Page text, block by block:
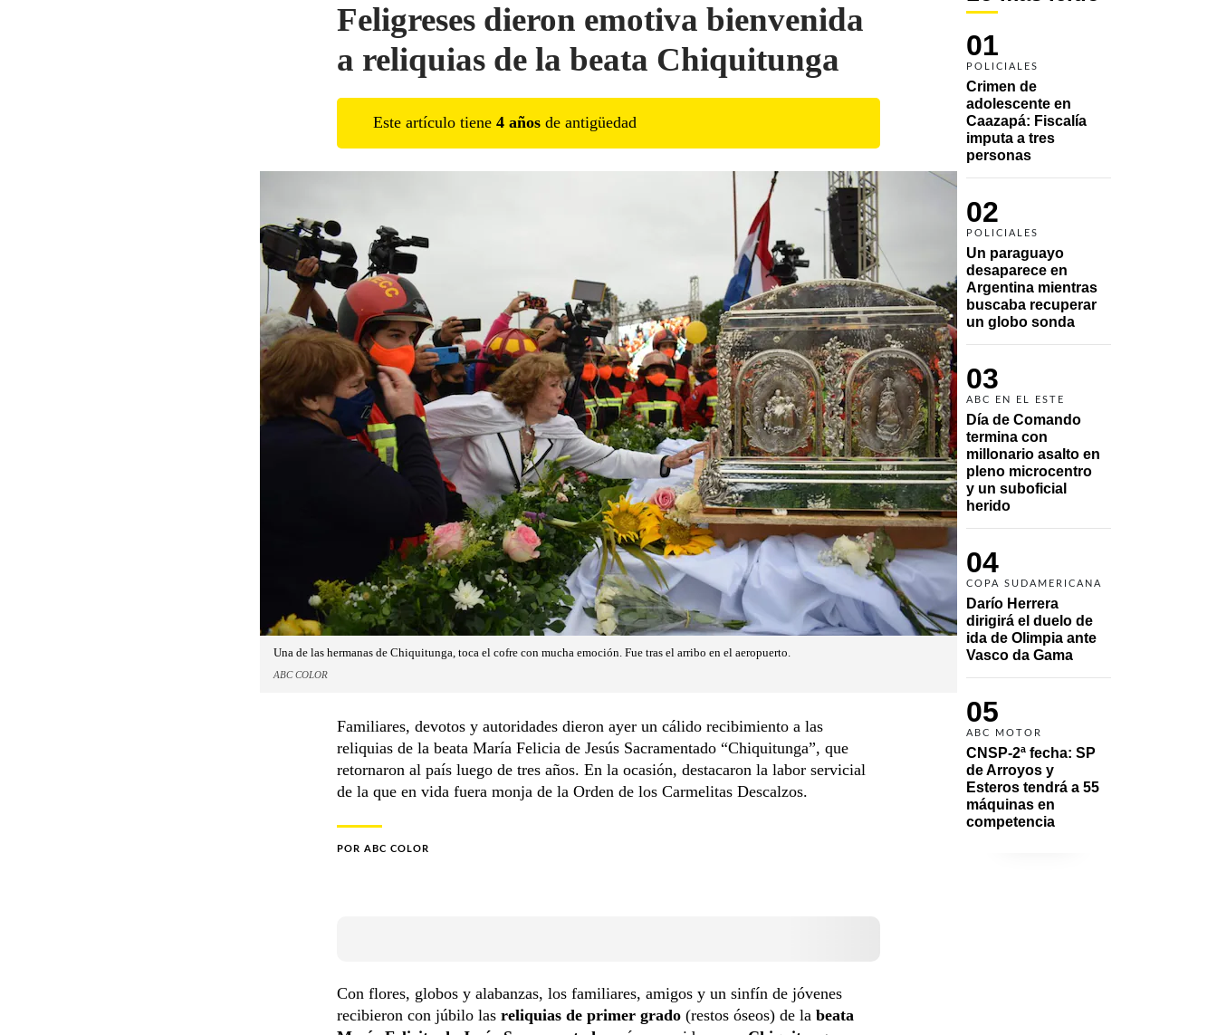
01
POLICIALES
Crimen de
adolescente en
Caazapá: Fiscalía
imputa a tres
personas
02
POLICIALES
Un paraguayo
desaparece en
Argentina mientras
buscaba recuperar
un globo sonda
03
ABC EN EL ESTE
Día de Comando
termina con
millonario asalto en
pleno microcentro
y un suboficial
herido
04
COPA SUDAMERICANA
Darío Herrera
dirigirá el duelo de
ida de Olimpia ante
Vasco da Gama
05
ABC MOTOR
CNSP-2ª fecha: SP
de Arroyos y
Esteros tendrá a 55
máquinas en
competencia
Feligreses dieron emotiva bienvenida
a reliquias de la beata Chiquitunga
Este artículo tiene 4 años de antigüedad
Una de las hermanas de Chiquitunga, toca el cofre con mucha emoción. Fue tras el arribo en el aeropuerto.
ABC COLOR
Familiares, devotos y autoridades dieron ayer un cálido recibimiento a las
reliquias de la beata María Felicia de Jesús Sacramentado “Chiquitunga”, que
retornaron al país luego de tres años. En la ocasión, destacaron la labor servicial
de la que en vida fuera monja de la Orden de los Carmelitas Descalzos.
POR ABC COLOR
Con flores, globos y alabanzas, los familiares, amigos y un sinfín de jóvenes
recibieron con júbilo las reliquias de primer grado (restos óseos) de la beata